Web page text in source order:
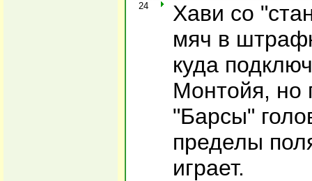
24
Хави со
мяч в
куда
Монтойя, но
"Барсы"
пределы
играет.